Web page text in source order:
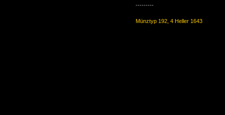
---------
Münztyp 192, 4 Heller 1643